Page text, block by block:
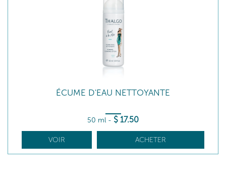
ÉCUME D'EAU NETTOYANTE
50 ml - $ 17.50
VOIR ACHETER